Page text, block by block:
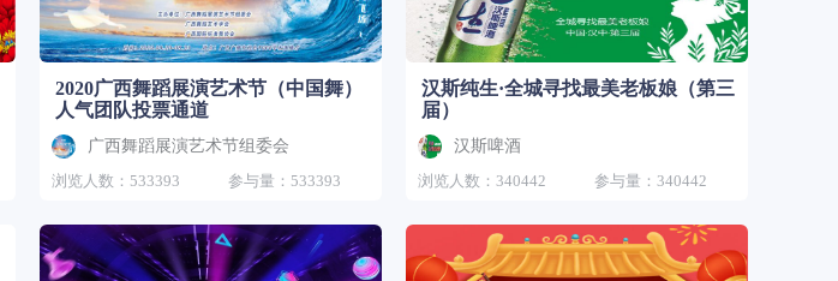
2020广西舞蹈展演艺术节（中国舞）
人气团队投票通道
广西舞蹈展演艺术节组委会
浏览人数：533393
参与量：533393
汉斯纯生·全城寻找最美老板娘（第三
届）
汉斯啤酒
浏览人数：340442
参与量：340442